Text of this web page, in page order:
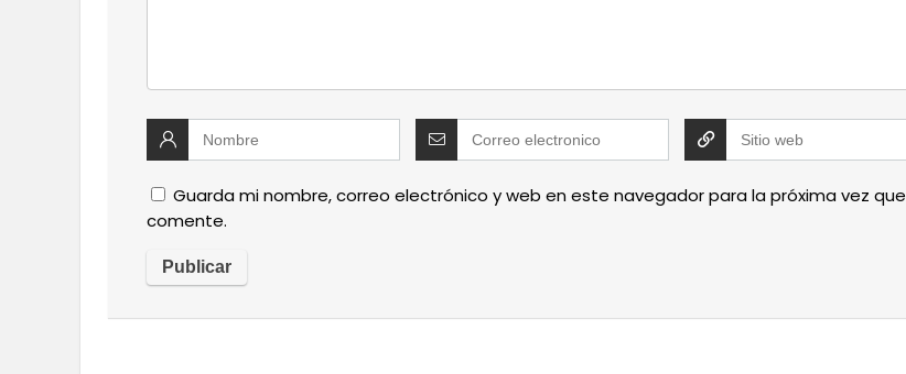
Guarda mi nombre, correo electrónico y web en este navegador para la próxima vez que
comente.